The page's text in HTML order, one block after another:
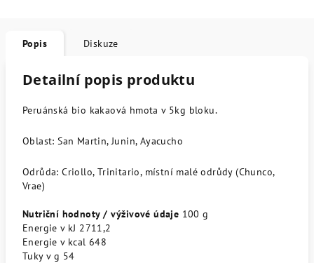
Popis Diskuze
Detailní popis produktu
Peruánská bio kakaová hmota v 5kg bloku.
Oblast: San Martin, Junin, Ayacucho
Odrůda: Criollo, Trinitario, místní malé odrůdy (Chunco,
Vrae)
Nutriční hodnoty / výživové údaje 100 g
Energie v kJ 2711,2
Energie v kcal 648
Tuky v g 54